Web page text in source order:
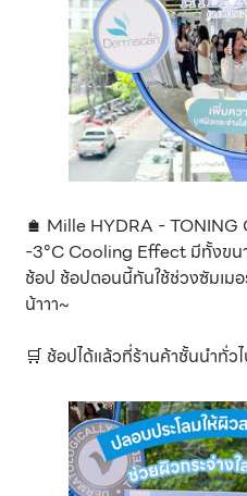
🛍️ Mille HYDRA - TONING
-3°C Cooling Effect มีทั้งขน
ช้อป ช้อปตอนนี้ทันใช้ช่วงซัมเม
น้าาา~
🛒 ช้อปได้แล้วที่ร้านค้าชั้นนำทั่ว